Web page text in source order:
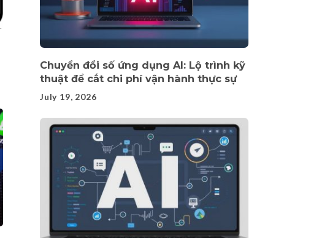
Chuyển đổi số ứng dụng AI: Lộ trình kỹ
thuật để cắt chi phí vận hành thực sự
July 19, 2026